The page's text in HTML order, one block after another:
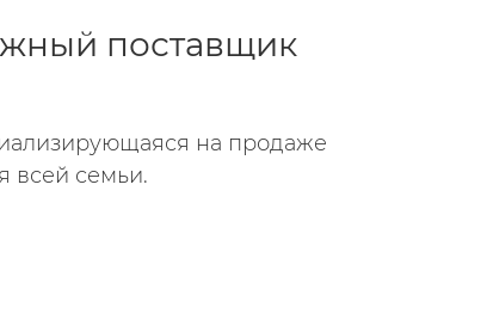
поставщик
на продаже
всей семьи.